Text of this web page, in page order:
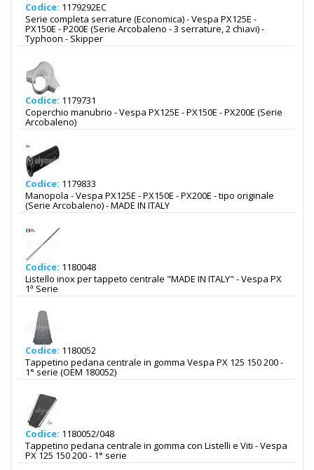
Codice: 1179292EC
Serie completa serrature (Economica) - Vespa PX125E -
PX150E - P200E (Serie Arcobaleno - 3 serrature, 2 chiavi) -
Typhoon - Skipper
Codice: 1179731
Coperchio manubrio - Vespa PX125E - PX150E - PX200E (Serie
Arcobaleno)
Codice: 1179833
Manopola - Vespa PX125E - PX150E - PX200E - tipo originale
(Serie Arcobaleno) - MADE IN ITALY
Codice: 1180048
Listello inox per tappeto centrale "MADE IN ITALY" - Vespa PX
1ª Serie
Codice: 1180052
Tappetino pedana centrale in gomma Vespa PX 125 150 200 -
1° serie (OEM 180052)
Codice: 1180052/048
Tappetino pedana centrale in gomma con Listelli e Viti - Vespa
PX 125 150 200 - 1° serie